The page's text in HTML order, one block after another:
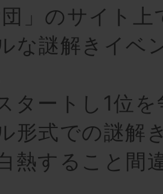
」のサイト
な謎解きイベ
タートし1位
形式での謎解
熱すること間